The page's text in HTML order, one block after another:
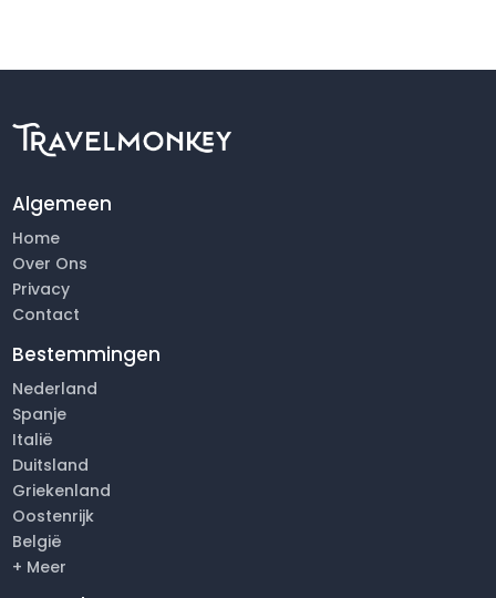
Algemeen
Home
Over Ons
Privacy
Contact
Bestemmingen
Nederland
Spanje
Italië
Duitsland
Griekenland
Oostenrijk
België
+ Meer